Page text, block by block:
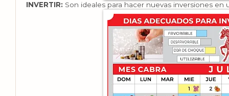
INVERTIR: Son ideales para hacer nuevas inversiones